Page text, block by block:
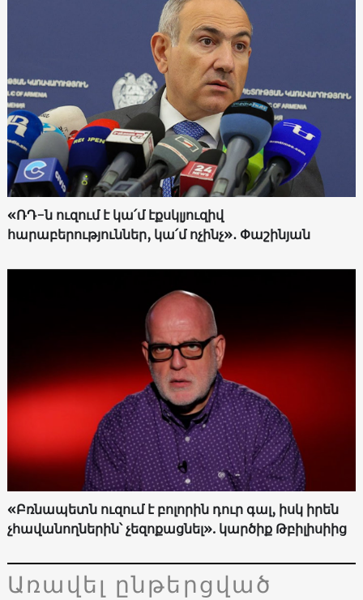
«ՌԴ-ն ուզում է կա՛մ էքսկլյուզիվ
հարաբերություններ, կա՛մ ոչինչ»․ Փաշինյան
«Բռնապետն ուզում է բոլորին դուր գալ, իսկ իրեն
չհավանողներին՝ չեզոքացնել». կարծիք Թբիլիսիից
Առավել ընթերցված